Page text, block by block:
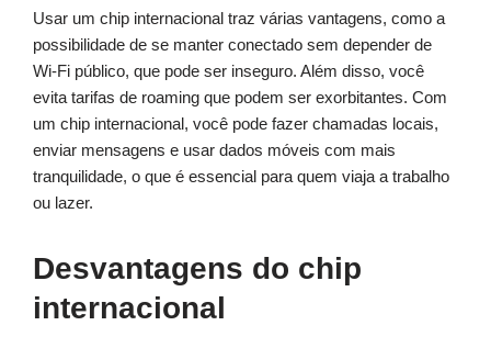
Usar um chip internacional traz várias vantagens, como a
possibilidade de se manter conectado sem depender de
Wi-Fi público, que pode ser inseguro. Além disso, você
evita tarifas de roaming que podem ser exorbitantes. Com
um chip internacional, você pode fazer chamadas locais,
enviar mensagens e usar dados móveis com mais
tranquilidade, o que é essencial para quem viaja a trabalho
ou lazer.
Desvantagens do chip
internacional